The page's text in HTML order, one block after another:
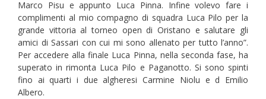
Marco Pisu e appunto Luca Pinna. Infine volevo fare i
complimenti al mio compagno di squadra Luca Pilo per la
grande vittoria al torneo open di Oristano e salutare gli
amici di Sassari con cui mi sono allenato per tutto l’anno”.
Per accedere alla finale Luca Pinna, nella seconda fase, ha
superato in rimonta Luca Pilo e Paganotto. Si sono spinti
fino ai quarti i due algheresi Carmine Niolu e d Emilio
Albero.